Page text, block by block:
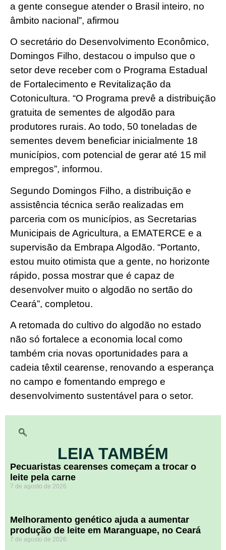
a gente consegue atender o Brasil inteiro, no
âmbito nacional”, afirmou
O secretário do Desenvolvimento Econômico,
Domingos Filho, destacou o impulso que o
setor deve receber com o Programa Estadual
de Fortalecimento e Revitalização da
Cotonicultura. “O Programa prevê a distribuição
gratuita de sementes de algodão para
produtores rurais. Ao todo, 50 toneladas de
sementes devem beneficiar inicialmente 18
municípios, com potencial de gerar até 15 mil
empregos”, informou.
Segundo Domingos Filho, a distribuição e
assistência técnica serão realizadas em
parceria com os municípios, as Secretarias
Municipais de Agricultura, a EMATERCE e a
supervisão da Embrapa Algodão. “Portanto,
estou muito otimista que a gente, no horizonte
rápido, possa mostrar que é capaz de
desenvolver muito o algodão no sertão do
Ceará”, completou.
A retomada do cultivo do algodão no estado
não só fortalece a economia local como
também cria novas oportunidades para a
cadeia têxtil cearense, renovando a esperança
no campo e fomentando emprego e
desenvolvimento sustentável para o setor.
LEIA TAMBÉM
Pecuaristas cearenses começam a trocar o
leite pela carne
7 de agosto de 2026
Melhoramento genético ajuda a aumentar
produção de leite em Maranguape, no Ceará
7 de agosto de 2026